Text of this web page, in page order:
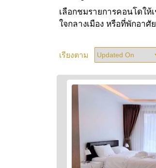
เลือกชมรายการคอนโดใ
ใจกลางเมือง หรือที่พักอา
เรียงตาม